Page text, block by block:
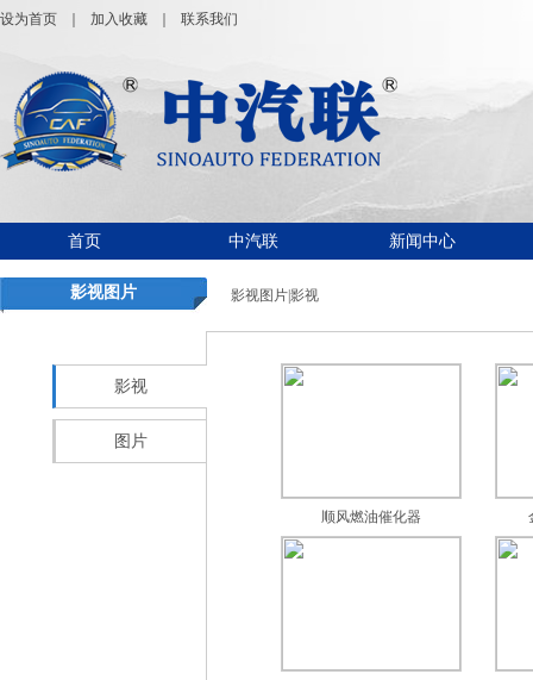
设为首页 加入收藏 联系我们
首页 中汽联 新闻中心
影视图片 影视图片|影视
影视
图片
顺风燃油催化器